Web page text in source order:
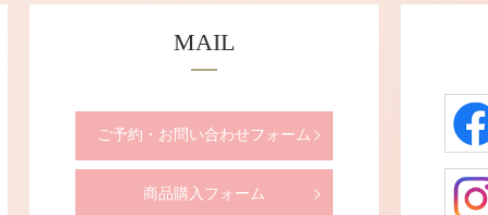
MAIL
ご予約・お問い合わせフォーム
商品購入フォーム